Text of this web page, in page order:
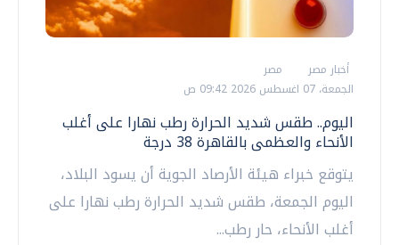
أخبار مصر
مصر
الجمعة، 07 اغسطس 2026 09:42 ص
اليوم.. طقس شديد الحرارة رطب نهارا على أغلب
الأنحاء والعظمى بالقاهرة 38 درجة
يتوقع خبراء هيئة الأرصاد الجوية أن يسود البلاد،
اليوم الجمعة، طقس شديد الحرارة رطب نهارا على
أغلب الأنحاء، حار رطب...